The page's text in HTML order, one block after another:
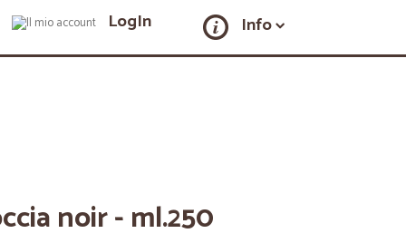
LogIn Info
noir - ml.250